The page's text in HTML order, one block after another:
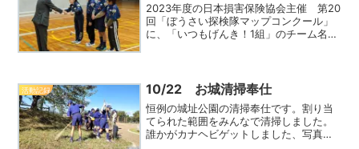
2023年度の日本損害保険協会主催 第20
回「ぼうさい探検隊マップコンクール」
に、「いつもげんき！1組」のチーム名で
童館等658団ReadMore...
活動記録 10/22 お城清掃奉仕
恒例の城址公園の清掃奉仕です。割り当
てられた範囲をみんなで清掃しました。
誰かがカナヘビゲットしました、写真に